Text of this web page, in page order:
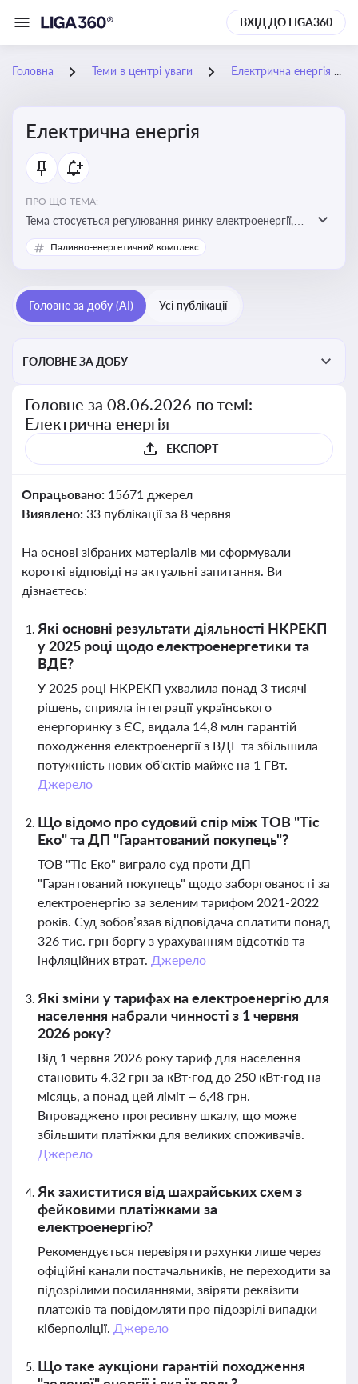
ВХІД ДО LIGA360
Головна Теми в центрі уваги Електрична енергія
Електрична енергія
ПРО ЩО ТЕМА:
Тема стосується регулювання ринку електроенергії,
включаючи її виробництво, постачання та фінансові
стимули для відновлюваної енергетики
Паливно-енергетичний комплекс
Головне за добу (AI) Усі публікації
ГОЛОВНЕ ЗА ДОБУ
Головне за 08.06.2026 по темі:
Електрична енергія
ЕКСПОРТ
Опрацьовано: 15671 джерел
Виявлено: 33 публікації за 8 червня
На основі зібраних матеріалів ми сформували
короткі відповіді на актуальні запитання. Ви
дізнаєтесь:
Які основні результати діяльності НКРЕКП
у 2025 році щодо електроенергетики та
ВДЕ?
У 2025 році НКРЕКП ухвалила понад 3 тисячі
рішень, сприяла інтеграції українського
енергоринку з ЄС, видала 14,8 млн гарантій
походження електроенергії з ВДЕ та збільшила
потужність нових об'єктів майже на 1 ГВт.
Джерело
Що відомо про судовий спір між ТОВ "Тіс
Еко" та ДП "Гарантований покупець"?
ТОВ "Тіс Еко" виграло суд проти ДП
"Гарантований покупець" щодо заборгованості за
електроенергію за зеленим тарифом 2021-2022
років. Суд зобов’язав відповідача сплатити понад
326 тис. грн боргу з урахуванням відсотків та
інфляційних втрат. Джерело
Які зміни у тарифах на електроенергію для
населення набрали чинності з 1 червня
2026 року?
Від 1 червня 2026 року тариф для населення
становить 4,32 грн за кВт·год до 250 кВт·год на
місяць, а понад цей ліміт – 6,48 грн.
Впроваджено прогресивну шкалу, що може
збільшити платіжки для великих споживачів.
Джерело
Як захиститися від шахрайських схем з
фейковими платіжками за
електроенергію?
Рекомендується перевіряти рахунки лише через
офіційні канали постачальників, не переходити за
підозрілими посиланнями, звіряти реквізити
платежів та повідомляти про підозрілі випадки
кіберполіції. Джерело
Що таке аукціони гарантій походження